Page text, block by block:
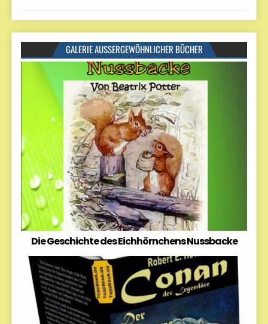
GALERIE AUSSERGEWÖHNLICHER BÜCHER
Die Geschichte des Eichhörnchens Nussbacke